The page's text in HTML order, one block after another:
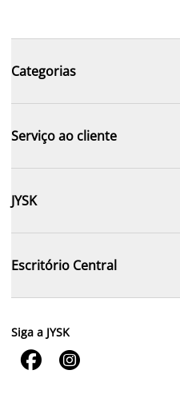
Categorias
Serviço ao cliente
JYSK
Escritório Central
Siga a JYSK
 